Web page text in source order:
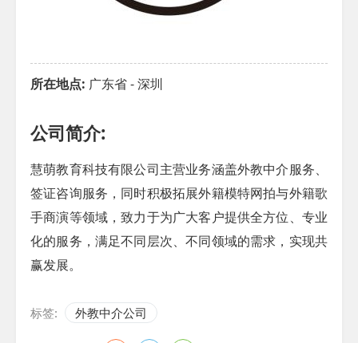
所在地点: 广东省 - 深圳
公司简介:
慧萌教育科技有限公司主营业务涵盖外教中介服务、
签证咨询服务，同时积极拓展外籍模特网拍与外籍歌
手商演等领域，致力于为广大客户提供全方位、专业
化的服务，满足不同层次、不同领域的需求，实现共
赢发展。
标签: 外教中介公司